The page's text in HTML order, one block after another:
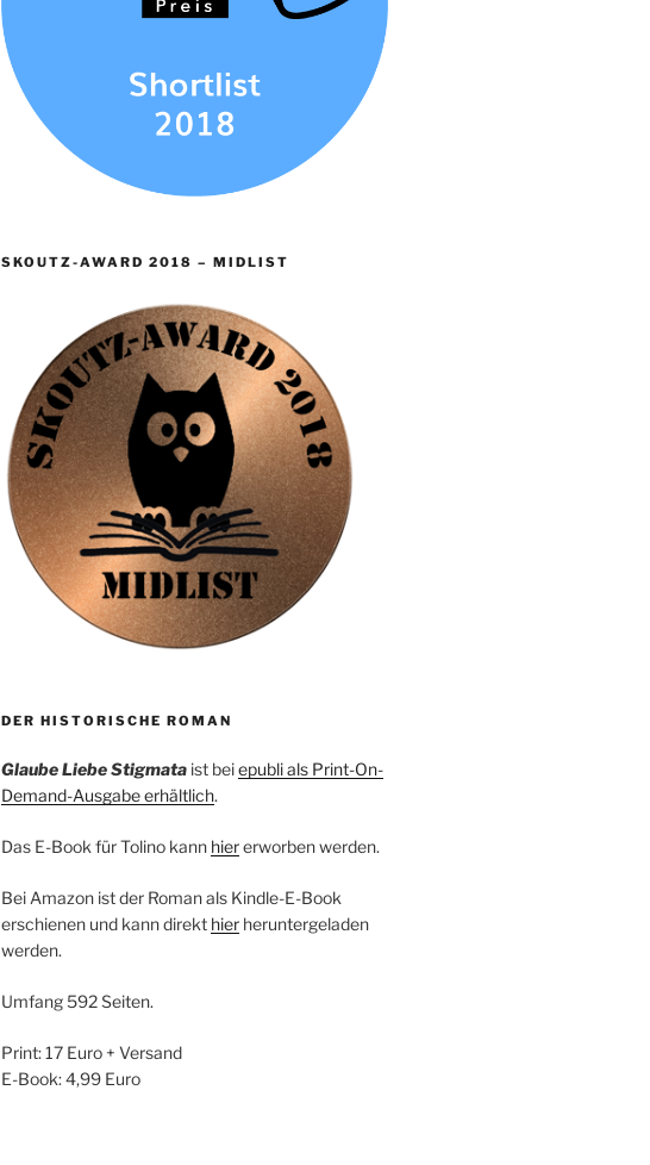
SKOUTZ-AWARD 2018 – MIDLIST
DER HISTORISCHE ROMAN
Glaube Liebe Stigmataist beiepubli als Print-On-
Demand-Ausgabe erhältlich.
Das E-Book für Tolino kann hiererworben werden.
Bei Amazon ist der Roman als Kindle-E-Book
erschienen und kann direkt hierheruntergeladen
werden.
Umfang 592 Seiten.
Print: 17 Euro + Versand
E-Book: 4,99 Euro